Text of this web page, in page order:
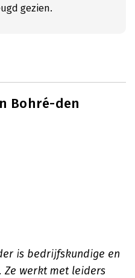
gezien.
Bohré-den
is bedrijfskundige en
werkt met leiders